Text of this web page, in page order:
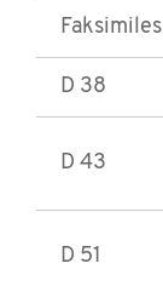
Faksimiles
D 38
D 43
D 51